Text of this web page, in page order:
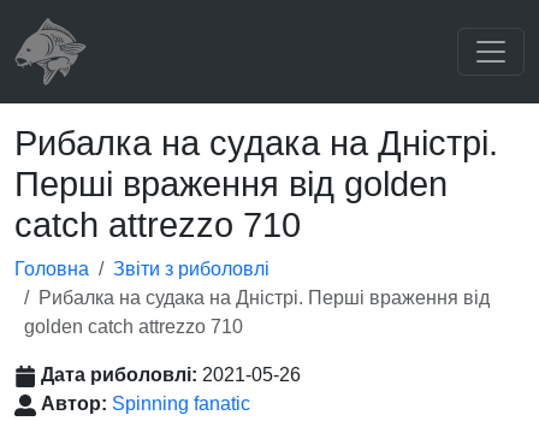
Рибалка на судака на Дністрі.
Перші враження від golden
catch attrezzo 710
Головна
Звіти з риболовлі
Рибалка на судака на Дністрі. Перші враження від
golden catch attrezzo 710
Дата риболовлі: 2021-05-26
Автор: Spinning fanatic